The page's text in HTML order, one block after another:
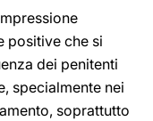
positive che si
dei penitenti
specialmente nei
soprattutto